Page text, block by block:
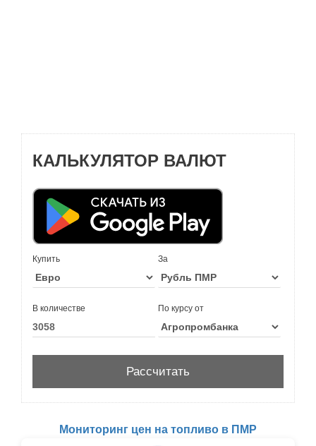
КАЛЬКУЛЯТОР ВАЛЮТ
Купить За
В количестве По курсу от
Мониторинг цен на топливо в ПМР